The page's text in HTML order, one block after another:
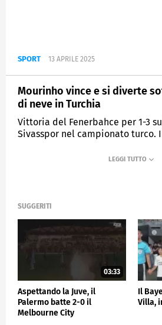
SPORT 13 APRILE 2025
Mourinho vince e si diverte
di neve in Turchia
Vittoria del Fenerbahce per 1-3
Sivasspor nel campionato turco.
immerso in una vera e propria
SUGGERITI
03:33
Aspettando la Juve, il
Palermo batte 2-0 il
Melbourne City
Il
Villa,